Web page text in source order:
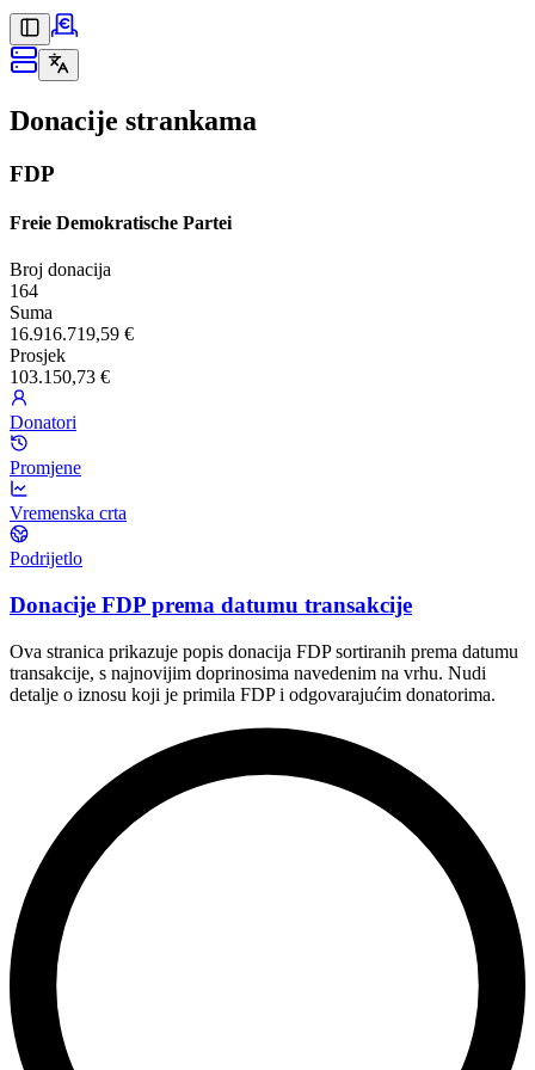
Donacije strankama
FDP
Freie Demokratische Partei
Broj donacija
164
Suma
16.916.719,59 €
Prosjek
103.150,73 €
Donatori
Promjene
Vremenska crta
Podrijetlo
Donacije FDP prema datumu transakcije
Ova stranica prikazuje popis donacija FDP sortiranih prema datumu
transakcije, s najnovijim doprinosima navedenim na vrhu. Nudi
detalje o iznosu koji je primila FDP i odgovarajućim donatorima.